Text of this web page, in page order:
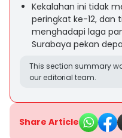
Kekalahan ini tidak
peringkat ke-12, dan
menghadapi laga
Surabaya pekan
This section summary
our editorial team.
Share Article